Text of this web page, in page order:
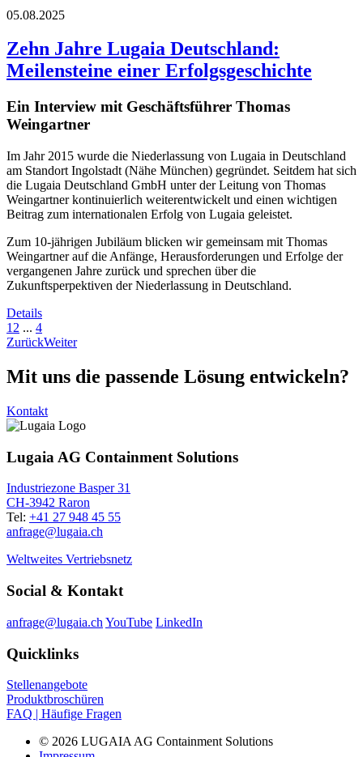
05.08.2025
Zehn Jahre Lugaia Deutschland:
Meilensteine einer Erfolgsgeschichte
Ein Interview mit Geschäftsführer Thomas
Weingartner
Im Jahr 2015 wurde die Niederlassung von Lugaia in Deutschland
am Standort Ingolstadt (Nähe München) gegründet. Seitdem hat sich
die Lugaia Deutschland GmbH unter der Leitung von Thomas
Weingartner kontinuierlich weiterentwickelt und einen wichtigen
Beitrag zum internationalen Erfolg von Lugaia geleistet.
Zum 10-jährigen Jubiläum blicken wir gemeinsam mit Thomas
Weingartner auf die Anfänge, Herausforderungen und Erfolge der
vergangenen Jahre zurück und sprechen über die
Zukunftsperpektiven der Niederlassung in Deutschland.
Details
1 2 ... 4
ZurückWeiter
Mit uns die passende Lösung entwickeln?
Kontakt
Lugaia AG Containment Solutions
Industriezone Basper 31
CH-3942 Raron
Tel: +41 27 948 45 55
anfrage@lugaia.ch
Weltweites Vertriebsnetz
Social & Kontakt
anfrage@lugaia.ch YouTube LinkedIn
Quicklinks
Stellenangebote
Produktbroschüren
FAQ | Häufige Fragen
© 2026 LUGAIA AG Containment Solutions